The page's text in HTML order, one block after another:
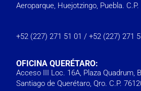
Aeroparque, Huejotzingo, Puebla. C.P.
+52 (227) 271 51 01 / +52 (227) 271
OFICINA QUERÉTARO:
Acceso III Loc. 16A, Plaza Quadrum,
Santiago de Querétaro, Qro. C.P.